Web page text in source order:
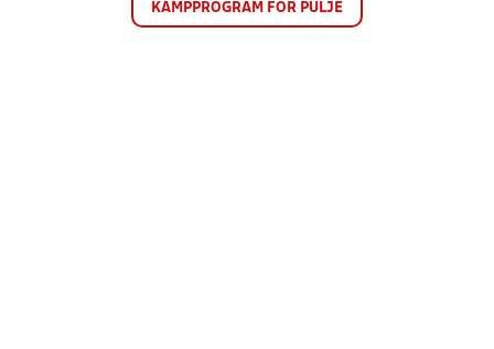
KAMPPROGRAM FOR PULJE